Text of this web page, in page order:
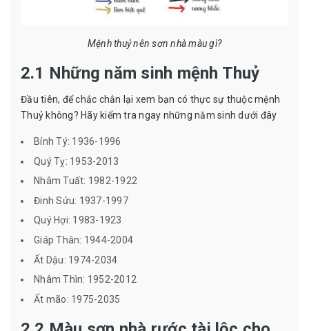
Mệnh thuỷ nên sơn nhà màu gì?
2.1 Những năm sinh mệnh Thuỷ
Đầu tiên, để chắc chắn lại xem bạn có thực sự thuộc mệnh
Thuỷ không? Hãy kiểm tra ngay những năm sinh dưới đây
Bính Tý: 1936-1996
Quý Tỵ: 1953-2013
Nhâm Tuất: 1982-1922
Đinh Sửu: 1937-1997
Quý Hợi: 1983-1923
Giáp Thân: 1944-2004
Ất Dậu: 1974-2034
Nhâm Thìn: 1952-2012
Ất mão: 1975-2035